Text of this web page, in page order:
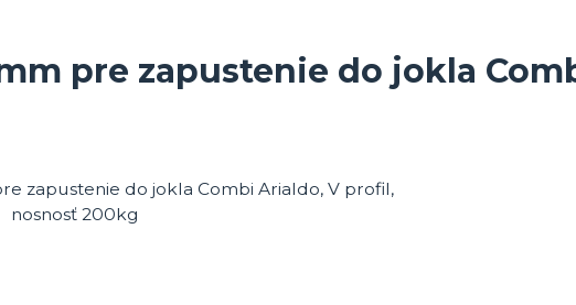
pre zapustenie do jokla